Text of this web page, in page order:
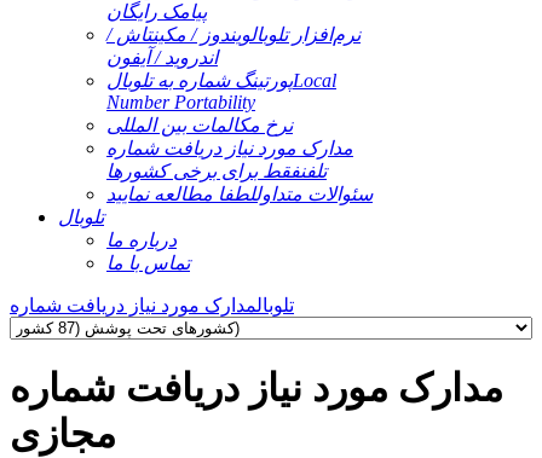
پیامک رایگان
نرم‌افزار تلوبالویندوز / مکینتاش /
اندروید / آیفون
پورتینگ شماره به تلوبالLocal
Number Portability
نرخ مکالمات بین المللی
مدارک مورد نیاز دریافت شماره
تلفنفقط برای برخی کشورها
سئوالات متداوللطفا مطالعه نمایید
تلوبال
درباره ما
تماس با ما
تلوبالمدارک مورد نیاز دریافت شماره
مدارک مورد نیاز دریافت شماره
مجازی